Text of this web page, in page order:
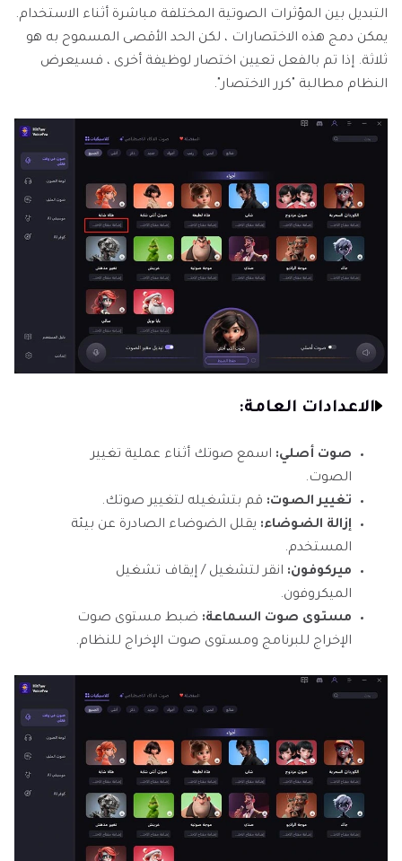
التبديل بين المؤثرات الصوتية المختلفة مباشرة أثناء الاستخدام.
يمكن دمج هذه الاختصارات ، لكن الحد الأقصى المسموح به هو
ثلاثة. إذا تم بالفعل تعيين اختصار لوظيفة أخرى ، فسيعرض
النظام مطالبة "كرر الاختصار".
الاعدادات العامة:
صوت أصلي: اسمع صوتك أثناء عملية تغيير
الصوت.
تغيير الصوت: قم بتشغيله لتغيير صوتك.
إزالة الضوضاء: يقلل الضوضاء الصادرة عن بيئة
المستخدم.
ميركوفون: انقر لتشغيل / إيقاف تشغيل
الميكروفون.
مستوى صوت السماعة: ضبط مستوى صوت
الإخراج للبرنامج ومستوى صوت الإخراج للنظام.